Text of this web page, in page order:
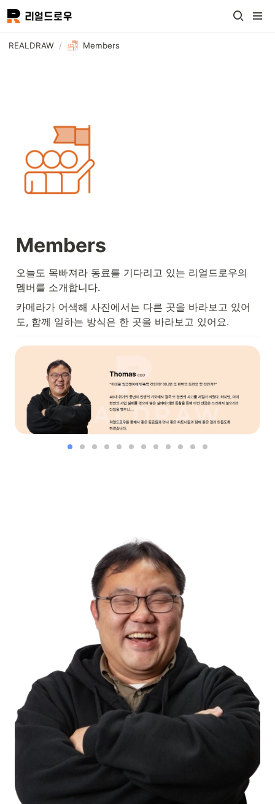
REALDRAW / Members
Members
오늘도 목빠져라 동료를 기다리고 있는 리얼드로우의
멤버를 소개합니다.
카메라가 어색해 사진에서는 다른 곳을 바라보고 있어
도, 함께 일하는 방식은 한 곳을 바라보고 있어요.